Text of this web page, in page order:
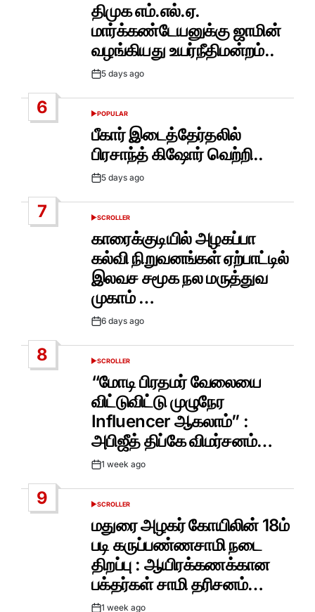
திமுக எம்.எல்.ஏ.
மார்க்கண்டேயனுக்கு ஜாமின்
வழங்கியது உயர்நீதிமன்றம்..
Post5 days ago
6
POSTED
IN
POPULAR
பீகார் இடைத்தேர்தலில்
பிரசாந்த் கிஷோர் வெற்றி..
Post5 days ago
7
POSTED
SCROLLER
காரைக்குடியில் அழகப்பா
கல்வி நிறுவனங்கள் ஏற்பாட்டில்
இலவச சமூக நல மருத்துவ
முகாம் …
Post6 days ago
8
POSTED
IN
SCROLLER
“மோடி பிரதமர் வேலையை
விட்டுவிட்டு முழுநேர
Influencer ஆகலாம்” :
அபிஜீத் திப்கே விமர்சனம்…
Post1 week ago
9
POSTED
SCROLLER
மதுரை அழகர் கோயிலின் 18ம்
படி கருப்பண்ணசாமி நடை
திறப்பு : ஆயிரக்கணக்கான
பக்தர்கள் சாமி தரிசனம்…
1 week ago